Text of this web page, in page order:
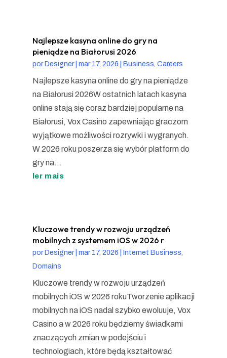
Najlepsze kasyna online do gry na
pieniądze na Białorusi 2026
por Designer| mar 17, 2026 Business, Careers
Najlepsze kasyna online do gry na pieniądze
na Białorusi 2026W ostatnich latach kasyna
online stają się coraz bardziej popularne na
Białorusi, Vox Casino zapewniając graczom
wyjątkowe możliwości rozrywki i wygranych.
W 2026 roku poszerza się wybór platform do
gry na...
ler mais
Kluczowe trendy w rozwoju urządzeń
mobilnych z systemem iOS w 2026 r
porDesigner| mar 17, 2026
Internet Business,
Domains
Kluczowe trendy w rozwoju urządzeń
mobilnych iOS w 2026 rokuTworzenie aplikacji
mobilnych na iOS nadal szybko ewoluuje, Vox
Casino a w 2026 roku będziemy świadkami
znaczących zmian w podejściu i
technologiach, które będą kształtować